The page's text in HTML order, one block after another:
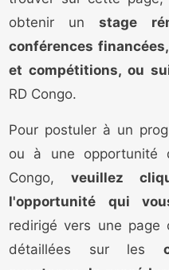
obtenir unstage
conférences
et compétitions, ou
RD Congo.
Pour postuler à un
ou à une opportunité
Congo,veuillez
l'opportunité qui
redirigé vers une page
détaillées sur les